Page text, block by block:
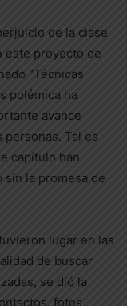
de la clase
este proyecto de
“Técnicas
polémica ha
avance
personas. Tal es
capítulo han
sin la promesa de
lugar en las
de buscar
se dió la
fotos,